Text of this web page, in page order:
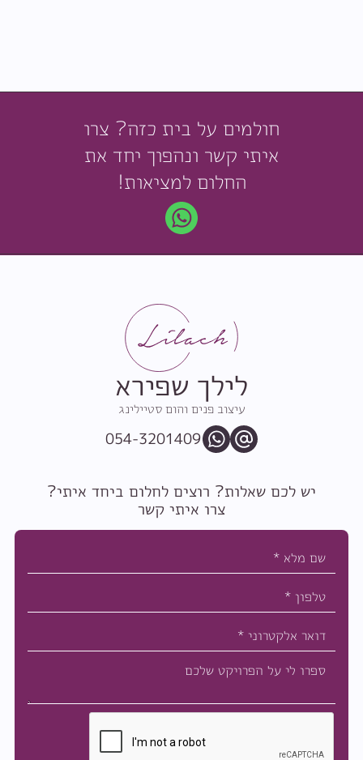
חולמים על בית כזה? צרו
איתי קשר ונהפוך יחד את
החלום למציאות!
לילך שפירא
עיצוב פנים והום סטיילינג
054-3201409
יש לכם שאלות? רוצים לחלום ביחד איתי?
צרו איתי קשר